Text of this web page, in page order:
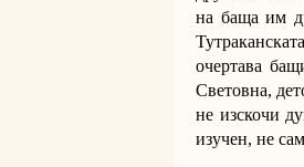
на баща им
очертава
Световна,
не изскочи
изучен, не